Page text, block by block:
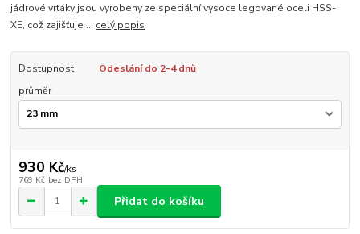
jádrové vrtáky jsou vyrobeny ze speciální vysoce legované oceli HSS-
XE, což zajišťuje ... celý popis
Dostupnost
Odeslání do 2-4 dnů
průměr
930 Kč/ks
769 Kč bez DPH
Přidat do košíku